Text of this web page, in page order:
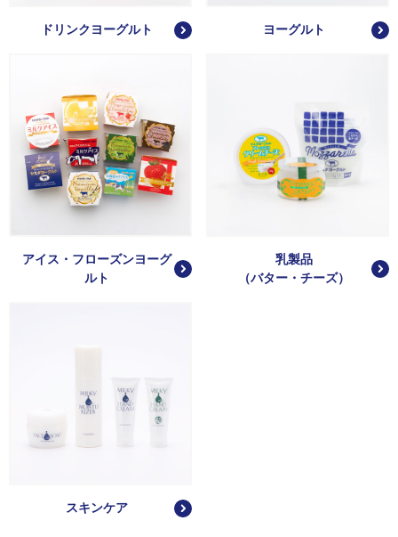
ドリンクヨーグルト ヨーグルト
アイス・フローズンヨーグ
ルト
乳製品
（バター・チーズ）
スキンケア